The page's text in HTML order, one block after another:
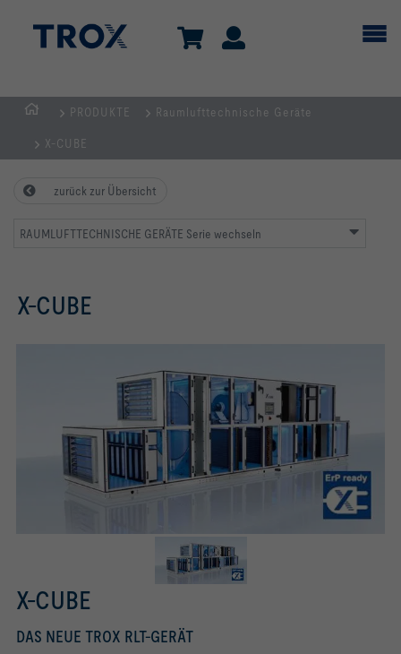
PRODUKTE Raumlufttechnische Geräte
X-CUBE
zurück zur Übersicht
RAUMLUFTTECHNISCHE GERÄTE Serie wechseln
X-CUBE
X-CUBE
DAS NEUE TROX RLT-GERÄT